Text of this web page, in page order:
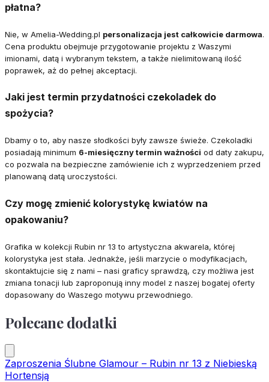
płatna?
Nie, w Amelia-Wedding.pl personalizacja jest całkowicie darmowa.
Cena produktu obejmuje przygotowanie projektu z Waszymi
imionami, datą i wybranym tekstem, a także nielimitowaną ilość
poprawek, aż do pełnej akceptacji.
Jaki jest termin przydatności czekoladek do
spożycia?
Dbamy o to, aby nasze słodkości były zawsze świeże. Czekoladki
posiadają minimum 6-miesięczny termin ważności od daty zakupu,
co pozwala na bezpieczne zamówienie ich z wyprzedzeniem przed
planowaną datą uroczystości.
Czy mogę zmienić kolorystykę kwiatów na
opakowaniu?
Grafika w kolekcji Rubin nr 13 to artystyczna akwarela, której
kolorystyka jest stała. Jednakże, jeśli marzycie o modyfikacjach,
skontaktujcie się z nami – nasi graficy sprawdzą, czy możliwa jest
zmiana tonacji lub zaproponują inny model z naszej bogatej oferty
dopasowany do Waszego motywu przewodniego.
Polecane dodatki
Zaproszenia Ślubne Glamour – Rubin nr 13 z Niebieską
Hortensją